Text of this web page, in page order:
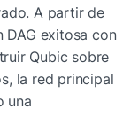
A partir de
DAG exitosa con
Qubic sobre
la red principal
una